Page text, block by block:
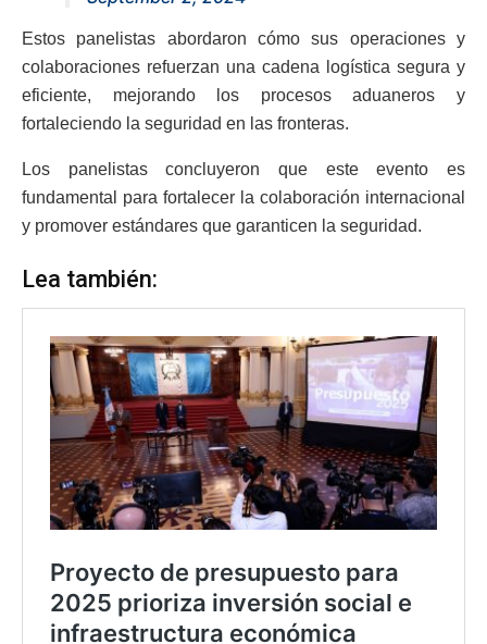
Estos panelistas abordaron cómo sus operaciones y
colaboraciones refuerzan una cadena logística segura y
eficiente, mejorando los procesos aduaneros y
fortaleciendo la seguridad en las fronteras.
Los panelistas concluyeron que este evento es
fundamental para fortalecer la colaboración internacional
y promover estándares que garanticen la seguridad.
Lea también: